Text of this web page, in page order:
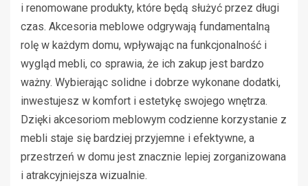
i renomowane produkty, które będą służyć przez długi
czas. Akcesoria meblowe odgrywają fundamentalną
rolę w każdym domu, wpływając na funkcjonalność i
wygląd mebli, co sprawia, że ich zakup jest bardzo
ważny. Wybierając solidne i dobrze wykonane dodatki,
inwestujesz w komfort i estetykę swojego wnętrza.
Dzięki akcesoriom meblowym codzienne korzystanie z
mebli staje się bardziej przyjemne i efektywne, a
przestrzeń w domu jest znacznie lepiej zorganizowana
i atrakcyjniejsza wizualnie.